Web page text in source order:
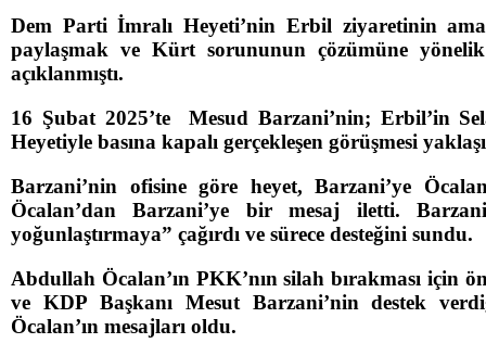
Dem Parti İmralı Heyeti’nin Erbil ziyaretinin
paylaşmak ve Kürt sorununun çözümüne
açıklanmıştı.
16 Şubat 2025’te Mesud Barzani’nin; Erbil’in
Heyetiyle basına kapalı gerçekleşen görüşmesi
Barzani’nin ofisine göre heyet, Barzani’ye
Öcalan’dan Barzani’ye bir mesaj iletti.
yoğunlaştırmaya” çağırdı ve sürece desteğini sundu.
Abdullah Öcalan’ın PKK’nın silah bırakması
ve KDP Başkanı Mesut Barzani’nin destek
Öcalan’ın mesajları oldu.